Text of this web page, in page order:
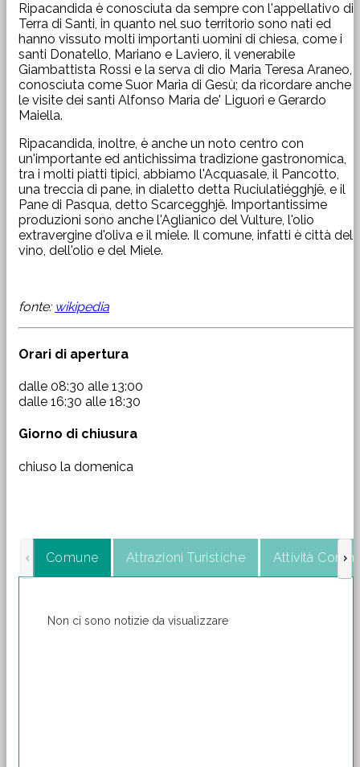
Ripacandida è conosciuta da sempre con l'appellativo di
Terra di Santi, in quanto nel suo territorio sono nati ed
hanno vissuto molti importanti uomini di chiesa, come i
santi Donatello, Mariano e Laviero, il venerabile
Giambattista Rossi e la serva di dio Maria Teresa Araneo,
conosciuta come Suor Maria di Gesù; da ricordare anche
le visite dei santi Alfonso Maria de' Liguori e Gerardo
Maiella.
Ripacandida, inoltre, è anche un noto centro con
un'importante ed antichissima tradizione gastronomica,
tra i molti piatti tipici, abbiamo l'Acquasale, il Pancotto,
una treccia di pane, in dialetto detta Ruciulatiégghjë, e il
Pane di Pasqua, detto Scarcegghjë. Importantissime
produzioni sono anche l'Aglianico del Vulture, l'olio
extravergine d'oliva e il miele. Il comune, infatti è città del
vino, dell'olio e del Miele.
fonte: wikipedia
Orari di apertura
dalle 08:30 alle 13:00
dalle 16:30 alle 18:30
Giorno di chiusura
chiuso la domenica
Comune Attrazioni Turistiche Attività
Non ci sono notizie da visualizzare